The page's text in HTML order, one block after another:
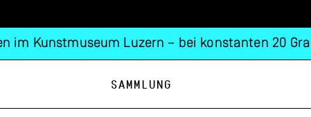
im Kunstmuseum Luzern – bei konstanten 20
Sammlung